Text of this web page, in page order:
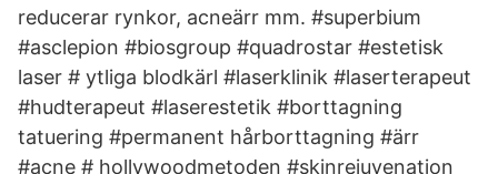
reducerar rynkor, acneärr mm. #superbium
#asclepion #biosgroup #quadrostar #estetisk
laser # ytliga blodkärl #laserklinik #laserterapeut
#hudterapeut #laserestetik #borttagning
tatuering #permanent hårborttagning #ärr
#acne # hollywoodmetoden #skinrejuvenation